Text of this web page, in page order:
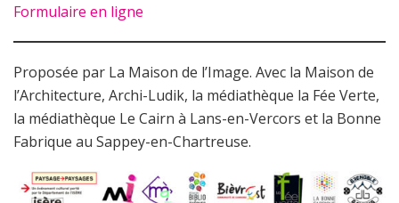
Formulaire en ligne
Proposée par La Maison de l’Image. Avec la Maison de
l’Architecture, Archi-Ludik, la médiathèque la Fée Verte,
la médiathèque Le Cairn à Lans-en-Vercors et la Bonne
Fabrique au Sappey-en-Chartreuse.